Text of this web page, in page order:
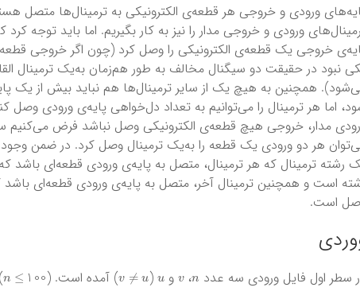
ورودی و خروجی هر قطعه‌ی الکترونیکی به ترمینال‌ها متصل
ورودی و خروجی مدار را نیز به کار بگیریم. اما باید توجه
خروجی یک قطعه‌ی الکترونیکی را وصل کرد (چون اگر خروجی قطعه‌ی
نبود در حقیقت دو سیگنال مخالف به طور هم‌زمان به‌یک ترمینال
همچنین به هیچ یک از سایر ترمینال‌ها هم نباید بیش از یک
اما هر ترمینال را می‌توانیم به تعداد دل‌خواهی پایه‌ی ورودی وصل
هر دو ورودی یک قطعه را به‌یک ترمینال وصل کرد. در ضمن
رشته ترمینال که هر ترمینال، متصل به پایه‌ی ورودی قطعه‌ای باشد
است و همچنین ترمینال آخر، متصل به پایه‌ی ورودی قطعه‌ای
است.
سطر اول فایل ورودی سه عدد ، و (
u ) آمده است. ( )